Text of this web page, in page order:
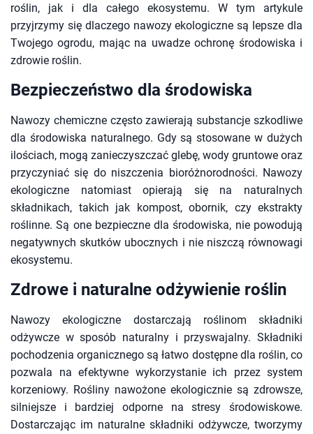
roślin, jak i dla całego ekosystemu. W tym artykule
przyjrzymy się dlaczego nawozy ekologiczne są lepsze dla
Twojego ogrodu, mając na uwadze ochronę środowiska i
zdrowie roślin.
Bezpieczeństwo dla środowiska
Nawozy chemiczne często zawierają substancje szkodliwe
dla środowiska naturalnego. Gdy są stosowane w dużych
ilościach, mogą zanieczyszczać glebę, wody gruntowe oraz
przyczyniać się do niszczenia bioróżnorodności. Nawozy
ekologiczne natomiast opierają się na naturalnych
składnikach, takich jak kompost, obornik, czy ekstrakty
roślinne. Są one bezpieczne dla środowiska, nie powodują
negatywnych skutków ubocznych i nie niszczą równowagi
ekosystemu.
Zdrowe i naturalne odżywienie roślin
Nawozy ekologiczne dostarczają roślinom składniki
odżywcze w sposób naturalny i przyswajalny. Składniki
pochodzenia organicznego są łatwo dostępne dla roślin, co
pozwala na efektywne wykorzystanie ich przez system
korzeniowy. Rośliny nawożone ekologicznie są zdrowsze,
silniejsze i bardziej odporne na stresy środowiskowe.
Dostarczając im naturalne składniki odżywcze, tworzymy